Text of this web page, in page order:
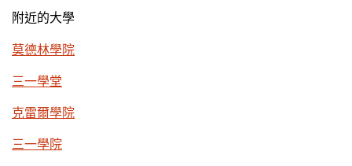
附近的大學
莫德林學院
三一學堂
克雷爾學院
三一學院